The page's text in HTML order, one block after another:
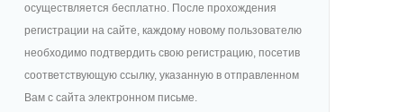
осуществляется бесплатно. После прохождения
регистрации на сайте, каждому новому пользователю
необходимо подтвердить свою регистрацию, посетив
соответствующую ссылку, указанную в отправленном
Вам с сайта электронном письме.